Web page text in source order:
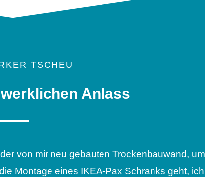
TSCHEU
Anlass
von mir neu gebauten Trockenbauwand, um
Montage eines IKEA-Pax Schranks geht, ich